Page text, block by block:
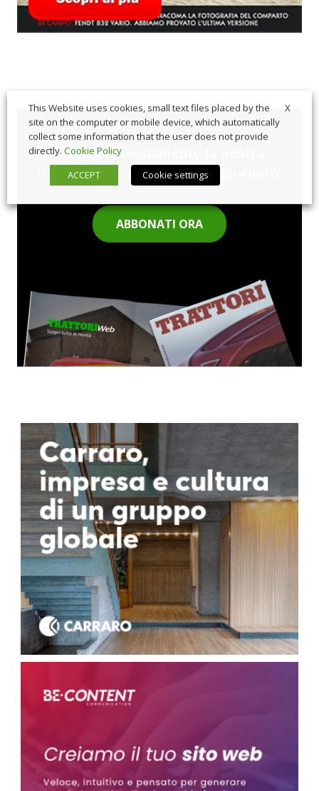
Sfoglia comodamente la nostra
rivista cartacea e rimani aggiornato!
ABBONATI ORA
X
This Website uses cookies, small text files placed by the
site on the computer or mobile device, which automatically
collect some information that the user does not provide
directly. Cookie Policy
ACCEPT
Cookie settings